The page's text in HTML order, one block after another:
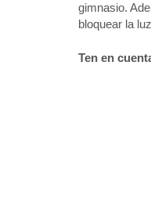
gimnasio.
bloquear la
Ten en